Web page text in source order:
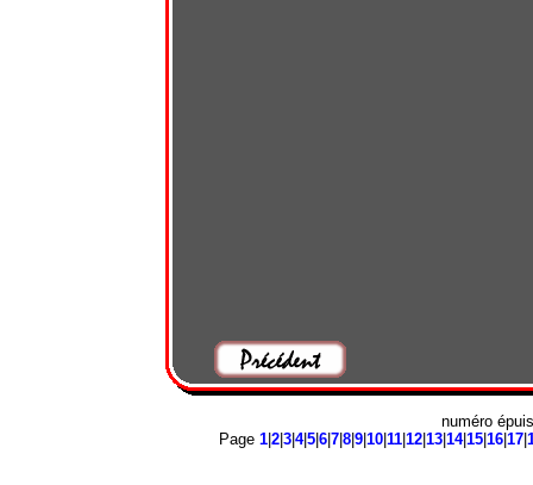
numéro
Page 1| 2| 3| 4|5| 6| 7| 8| 9| 10| 11| 12| 13| 14|15| 16| 17|